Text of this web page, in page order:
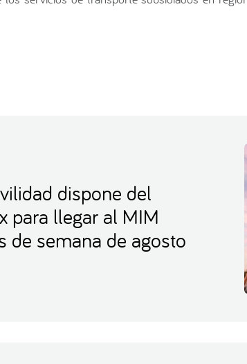
dispone del
para llegar al MIM
de semana de agosto